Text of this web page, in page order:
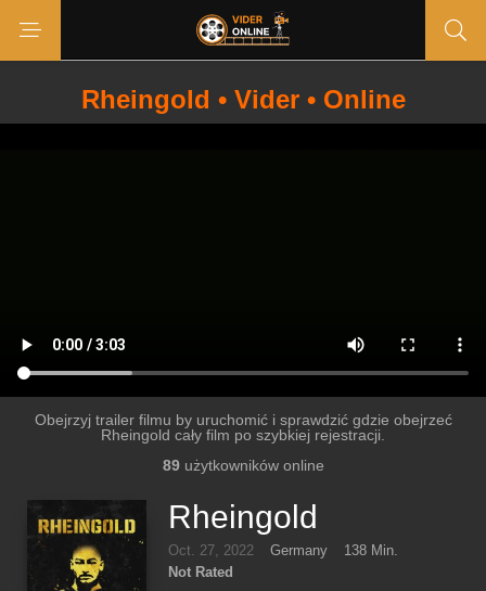
Rheingold • Vider • Online
Obejrzyj trailer filmu by uruchomić i sprawdzić gdzie obejrzeć
Rheingold cały film po szybkiej rejestracji.
89użytkowników online
Rheingold
Oct. 27, 2022 Germany
138 Min.
Not Rated